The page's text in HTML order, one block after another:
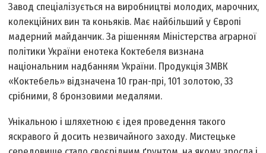
Завод спеціалізується на виробництві молодих, марочних,
колекційних вин та коньяків. Має найбільший у Європі
мадерний майданчик. За рішенням Міністерства аграрної
політики України енотека Коктебеля визнана
національним надбанням України. Продукція ЗМВК
«Коктебель» відзначена 10 гран-прі, 101 золотою, 33
срібними, 8 бронзовими медалями.
Унікальною і шляхетною є ідея проведення такого
яскравого й досить незвичайного заходу. Мистецьке